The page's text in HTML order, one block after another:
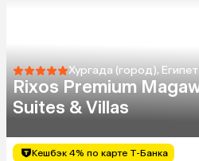
Хургада (город), Египет
Rixos Premium
Suites & Villas
Кешбэк 4% по карте Т-Банка